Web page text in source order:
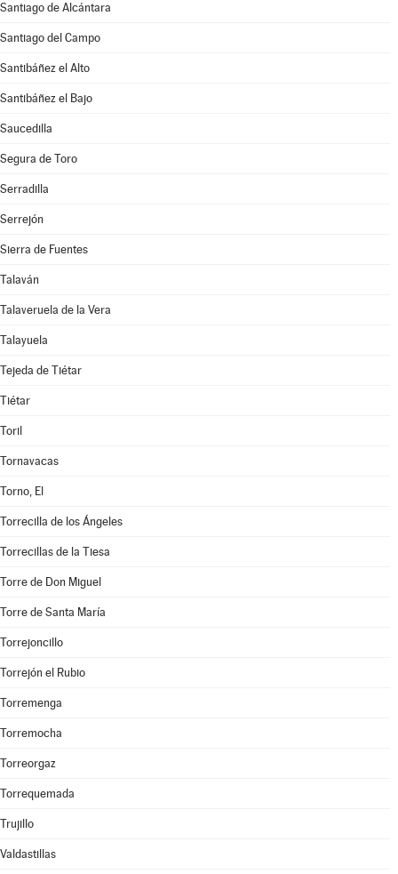
Santiago de Alcántara
Santiago del Campo
Santibáñez el Alto
Santibáñez el Bajo
Saucedilla
Segura de Toro
Serradilla
Serrejón
Sierra de Fuentes
Talaván
Talaveruela de la Vera
Talayuela
Tejeda de Tiétar
Tiétar
Toril
Tornavacas
Torno, El
Torrecilla de los Ángeles
Torrecillas de la Tiesa
Torre de Don Miguel
Torre de Santa María
Torrejoncillo
Torrejón el Rubio
Torremenga
Torremocha
Torreorgaz
Torrequemada
Trujillo
Valdastillas